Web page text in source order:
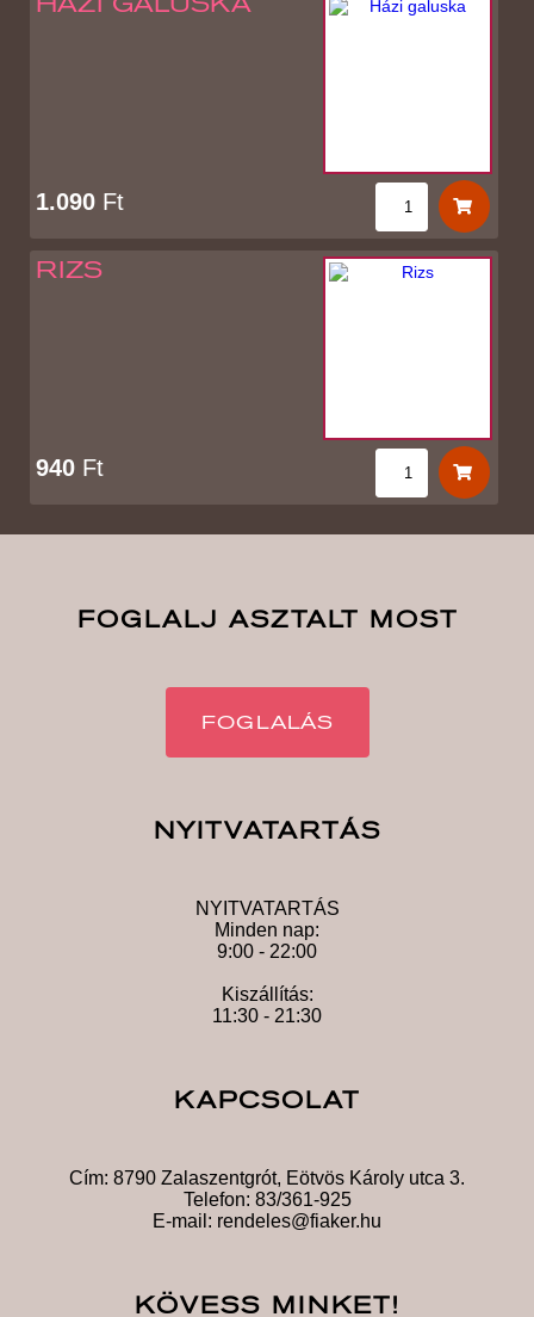
1.090 Ft
RIZS
940 Ft
FOGLALJ ASZTALT MOST
FOGLALÁS
NYITVATARTÁS
NYITVATARTÁS
Minden nap:
9:00 - 22:00
Kiszállítás:
11:30 - 21:30
KAPCSOLAT
Cím: 8790 Zalaszentgrót, Eötvös Károly utca 3.
Telefon: 83/361-925
E-mail: rendeles@fiaker.hu
KÖVESS MINKET!